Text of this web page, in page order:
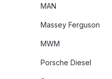
MAN
Massey Ferguson
MWM
Porsche Diesel